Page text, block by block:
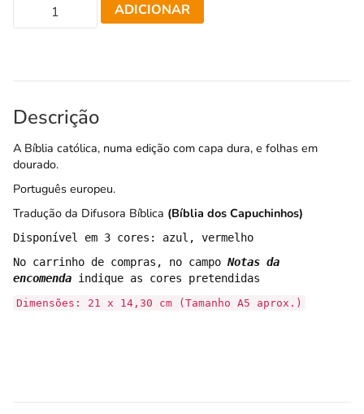
ADICIONAR
Descrição
A Bíblia católica, numa edição com capa dura, e folhas em
dourado.
Português europeu.
Tradução da Difusora Bíblica (Bíblia dos Capuchinhos)
Disponível em 3 cores: azul, vermelho
No carrinho de compras, no campo Notas da
encomenda indique as cores pretendidas
Dimensões: 21 x 14,30 cm (Tamanho A5 aprox.)